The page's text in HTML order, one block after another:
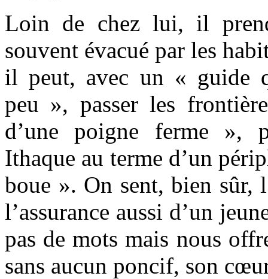
Loin de chez lui, il
souvent évacué par les
il peut, avec un « guide
peu », passer les
d’une poigne ferme »,
Ithaque au terme d’un
boue ». On sent, bien sûr,
l’assurance aussi d’un
pas de mots mais nous
sans aucun poncif, son